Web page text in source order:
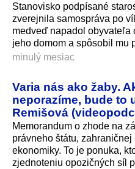
Stanovisko podpísané
zverejnila samospráva po
medveď napadol obyvateľa
jeho domom a spôsobil mu
minulý mesiac
Varia nás ako žaby.
neporazíme, bude to
Remišová
Memorandum o zhode na
právneho štátu,
ekonomiky. To je ponuka,
zjednoteniu opozičných síl